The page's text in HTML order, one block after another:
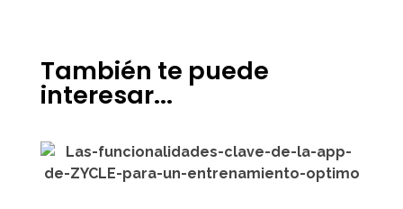
También te puede
interesar...